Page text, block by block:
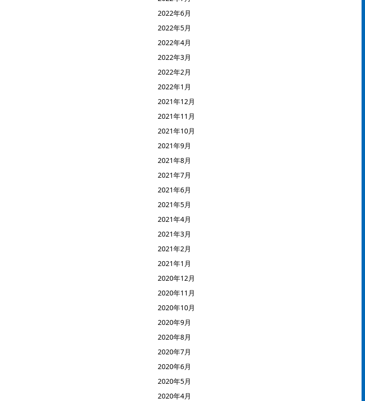
2022年6月
2022年5月
2022年4月
2022年3月
2022年2月
2022年1月
2021年12月
2021年11月
2021年10月
2021年9月
2021年8月
2021年7月
2021年6月
2021年5月
2021年4月
2021年3月
2021年2月
2021年1月
2020年12月
2020年11月
2020年10月
2020年9月
2020年8月
2020年7月
2020年6月
2020年5月
2020年4月